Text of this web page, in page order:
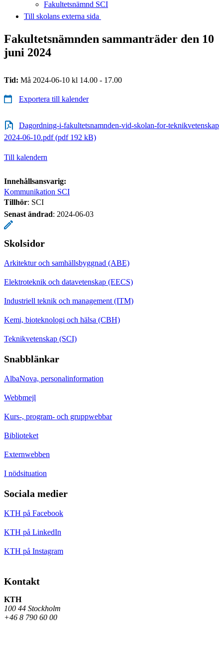
Fakultetsnämnd SCI
Till skolans externa sida​​​​​​​
Fakultetsnämnden sammanträder den 10
juni 2024
Tid: Må 2024-06-10 kl 14.00 - 17.00
Exportera till kalender
Dagordning-i-fakultetsnamnden-vid-skolan-for-teknikvetenskap
2024-06-10.pdf (pdf 192 kB)
Till kalendern
Innehållsansvarig:
Kommunikation SCI
Tillhör: SCI
Senast ändrad: 2024-06-03
Skolsidor
Arkitektur och samhällsbyggnad (ABE)
Elektroteknik och datavetenskap (EECS)
Industriell teknik och management (ITM)
Kemi, bioteknologi och hälsa (CBH)
Teknikvetenskap (SCI)
Snabblänkar
AlbaNova, personalinformation
Webbmejl
Kurs-, program- och gruppwebbar
Biblioteket
Externwebben
I nödsituation
Sociala medier
KTH på Facebook
KTH på LinkedIn
KTH på Instagram
Kontakt
KTH
100 44 Stockholm
+46 8 790 60 00